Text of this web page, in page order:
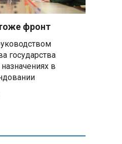
Путин обсудил с
инфраструктуры
РФ: «Искандер»
фронт
государства
в